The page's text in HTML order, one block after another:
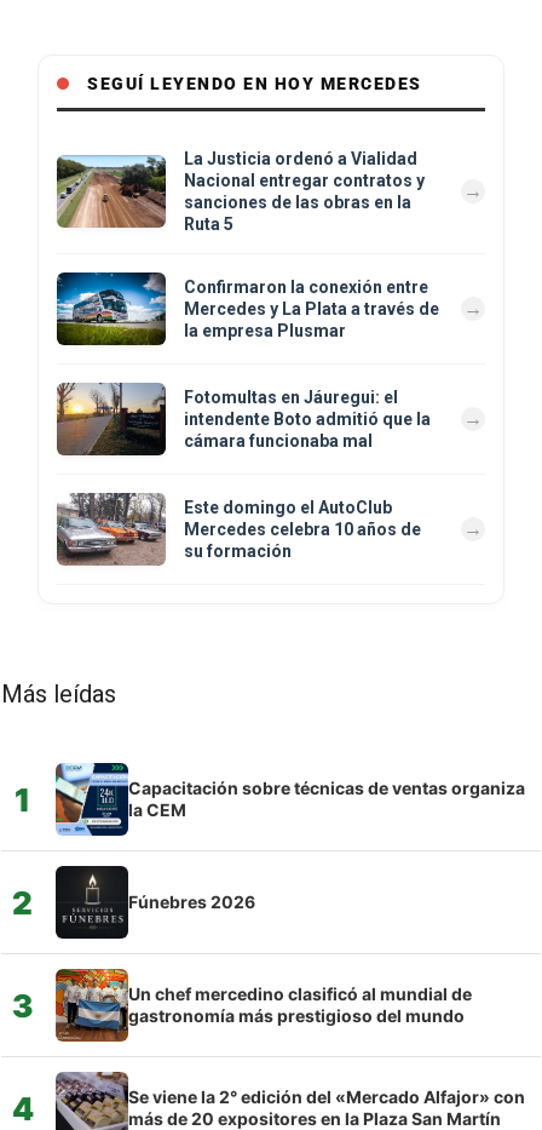
SEGUÍ LEYENDO EN HOY MERCEDES
La Justicia ordenó a Vialidad
Nacional entregar contratos y
sanciones de las obras en la
Ruta 5
Confirmaron la conexión entre
Mercedes y La Plata a través de
la empresa Plusmar
Fotomultas en Jáuregui: el
intendente Boto admitió que la
cámara funcionaba mal
Este domingo el AutoClub
Mercedes celebra 10 años de
su formación
Más leídas
1
Capacitación sobre técnicas de ventas organiza
la CEM
2 Fúnebres 2026
3
Un chef mercedino clasificó al mundial de
gastronomía más prestigioso del mundo
4
Se viene la 2° edición del «Mercado Alfajor» con
más de 20 expositores en la Plaza San Martín